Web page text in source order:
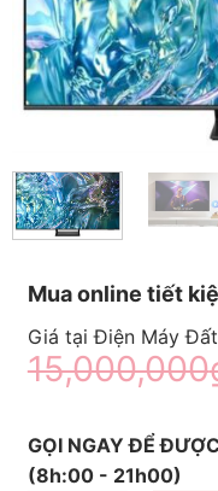
Mua online tiết
Giá tại Điện Máy
15,000,000
GỌI NGAY ĐỂ
(8h:00 - 21h00)